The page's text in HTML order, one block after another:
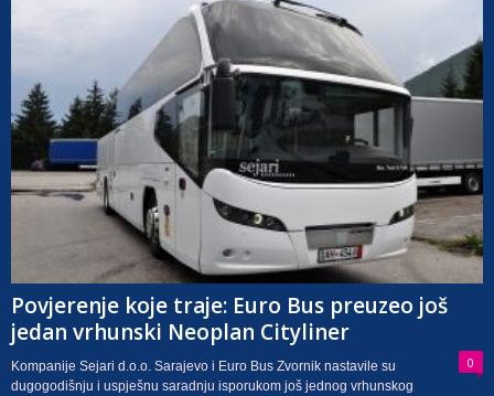
Povjerenje koje traje: Euro Bus preuzeo još
jedan vrhunski Neoplan Cityliner
0
Kompanije Sejari d.o.o. Sarajevo i Euro Bus Zvornik nastavile su
dugogodišnju i uspješnu saradnju isporukom još jednog vrhunskog